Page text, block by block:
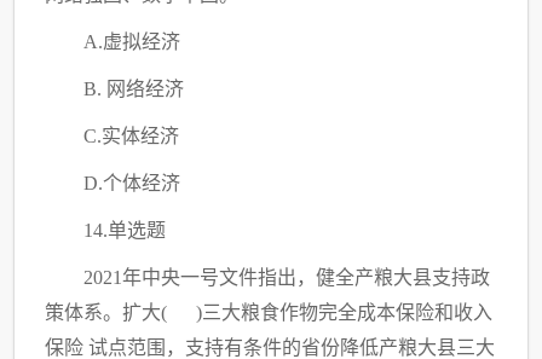
A.虚拟经济
B. 网络经济
C.实体经济
D.个体经济
14.单选题
2021年中央一号文件指出，健全产粮大县支持政
策体系。扩大( )三大粮食作物完全成本保险和收入
保险 试点范围，支持有条件的省份降低产粮大县三大